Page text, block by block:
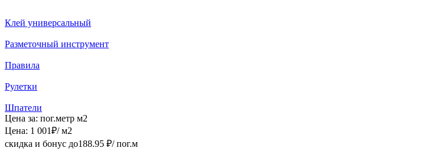
Клей универсальный
Разметочный инструмент
Правила
Рулетки
Шпатели
Цена за: пог.метр м2
Цена: 1 001₽/ м2
скидка и бонус до188.95 ₽/ пог.м